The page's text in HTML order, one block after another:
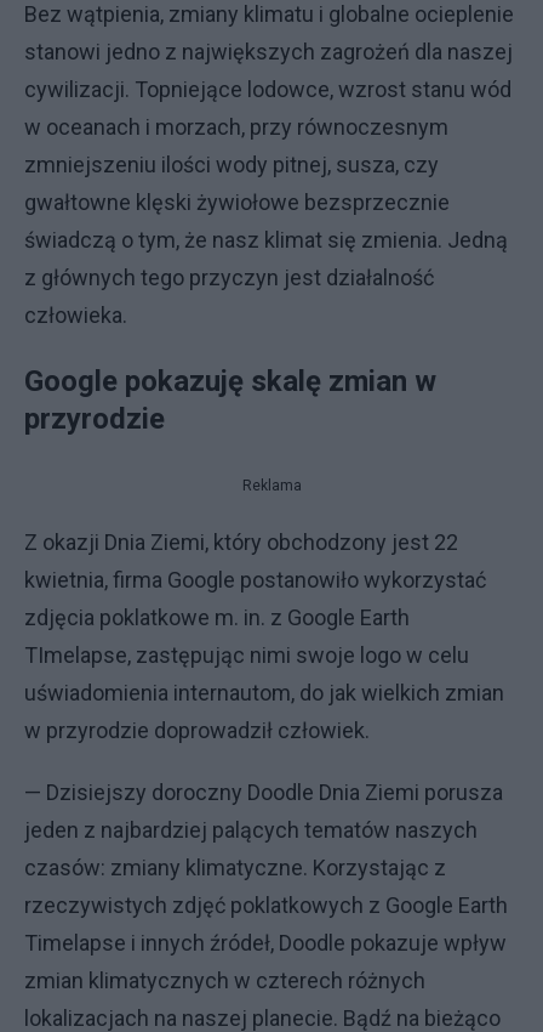
Bez wątpienia, zmiany klimatu i globalne ocieplenie
stanowi jedno z największych zagrożeń dla naszej
cywilizacji. Topniejące lodowce, wzrost stanu wód
w oceanach i morzach, przy równoczesnym
zmniejszeniu ilości wody pitnej, susza, czy
gwałtowne klęski żywiołowe bezsprzecznie
świadczą o tym, że nasz klimat się zmienia. Jedną
z głównych tego przyczyn jest działalność
człowieka.
Google pokazuję skalę zmian w
przyrodzie
Reklama
Z okazji Dnia Ziemi, który obchodzony jest 22
kwietnia, firma Google postanowiło wykorzystać
zdjęcia poklatkowe m. in. z Google Earth
TImelapse, zastępując nimi swoje logo w celu
uświadomienia internautom, do jak wielkich zmian
w przyrodzie doprowadził człowiek.
— Dzisiejszy doroczny Doodle Dnia Ziemi porusza
jeden z najbardziej palących tematów naszych
czasów: zmiany klimatyczne. Korzystając z
rzeczywistych zdjęć poklatkowych z Google Earth
Timelapse i innych źródeł, Doodle pokazuje wpływ
zmian klimatycznych w czterech różnych
lokalizacjach na naszej planecie. Bądź na bieżąco